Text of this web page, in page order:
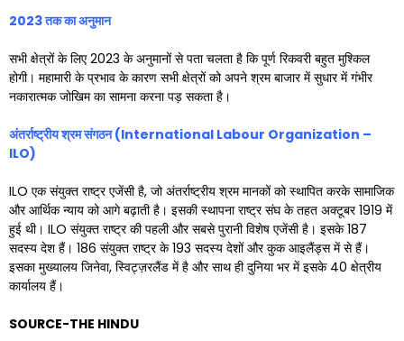
2023तक का अनुमान
सभी क्षेत्रों के लिए 2023 के अनुमानों से पता चलता है कि पूर्ण रिकवरी बहुत मुश्किल
होगी। महामारी के प्रभाव के कारण सभी क्षेत्रों को अपने श्रम बाजार में सुधार में गंभीर
नकारात्मक जोखिम का सामना करना पड़ सकता है।
अंतर्राष्ट्रीय श्रम संगठन (International Labour Organization –
ILO)
ILO एक संयुक्त राष्ट्र एजेंसी है, जो अंतर्राष्ट्रीय श्रम मानकों को स्थापित करके सामाजिक
और आर्थिक न्याय को आगे बढ़ाती है। इसकी स्थापना राष्ट्र संघ के तहत अक्टूबर 1919 में
हुई थी। ILO संयुक्त राष्ट्र की पहली और सबसे पुरानी विशेष एजेंसी है। इसके 187
सदस्य देश हैं। 186 संयुक्त राष्ट्र के 193 सदस्य देशों और कुक आइलैंड्स में से हैं।
इसका मुख्यालय जिनेवा, स्विट्ज़रलैंड में है और साथ ही दुनिया भर में इसके 40 क्षेत्रीय
कार्यालय हैं।
SOURCE-THE HINDU